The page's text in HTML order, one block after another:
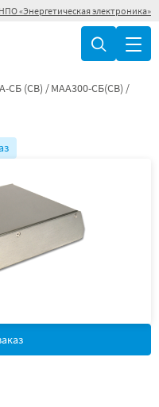
НПО «Энергетическая электроника»
СБ (СВ)
МАА300-СБ(СВ)